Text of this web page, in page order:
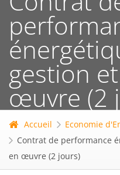
gestion
œuvre (2
Accueil
Economie
Contrat de performance
en œuvre (2 jours)